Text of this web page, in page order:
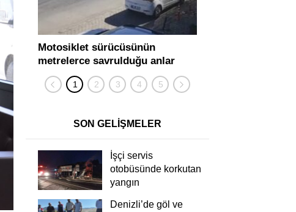
Motosiklet sürücüsünün
metrelerce savrulduğu anlar
güvenlik kamerasında
SON GELİŞMELER
İşçi servis
otobüsünde korkutan
yangın
Denizli’de göl ve